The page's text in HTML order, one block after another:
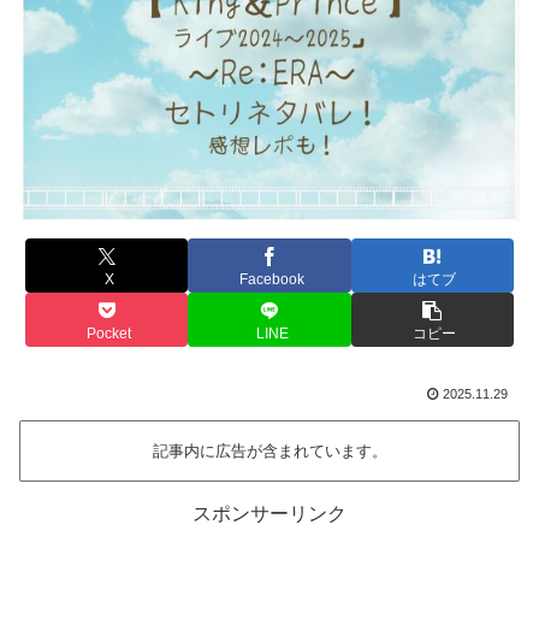
X Facebook はてブ
Pocket LINE コピー
2025.11.29
記事内に広告が含まれています。
スポンサーリンク